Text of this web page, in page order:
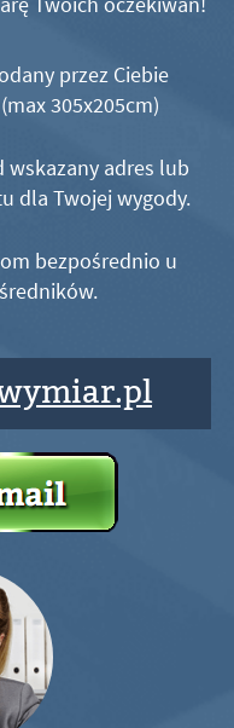
przez Ciebie
305x205cm)
wskazany adres lub
dla Twojej wygody.
bezpośrednio u